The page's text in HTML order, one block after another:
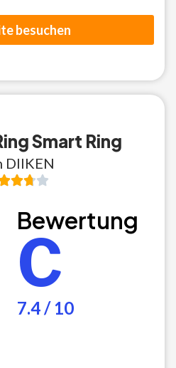
besuchen
Smart Ring
DIIKEN
Bewertung
C
7.4 / 10